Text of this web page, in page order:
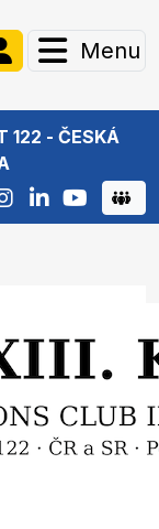
Menu
122 - ČESKÁ